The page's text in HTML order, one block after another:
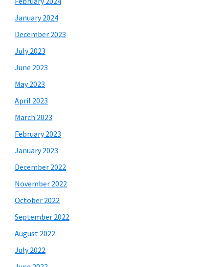
January 2024
December 2023
July 2023
June 2023
May 2023
April 2023
March 2023
February 2023
January 2023
December 2022
November 2022
October 2022
September 2022
August 2022
July 2022